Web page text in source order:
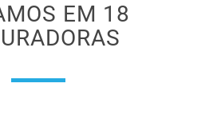
EM 18